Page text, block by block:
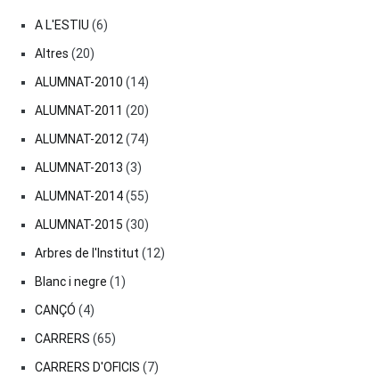
A L'ESTIU (6)
Altres (20)
ALUMNAT-2010 (14)
ALUMNAT-2011 (20)
ALUMNAT-2012 (74)
ALUMNAT-2013 (3)
ALUMNAT-2014(55)
ALUMNAT-2015 (30)
Arbres de l'Institut (12)
Blanc i negre (1)
CANÇÓ (4)
CARRERS (65)
CARRERS D'OFICIS (7)